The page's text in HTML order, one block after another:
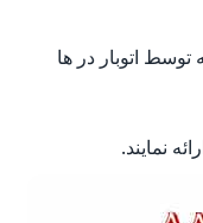
اتوبار در ها
نمایند.